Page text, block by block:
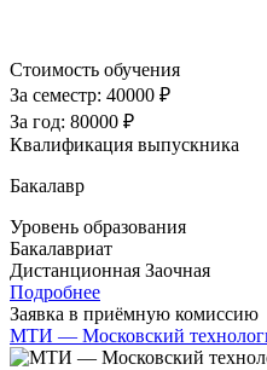
Стоимость обучения
За семестр: 40000 ₽
За год: 80000 ₽
Квалификация выпускника
Бакалавр
Уровень образования
Бакалавриат
Дистанционная Заочная
Подробнее
Заявка в приёмную комиссию
МТИ — Московский